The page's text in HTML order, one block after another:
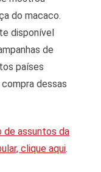
do macaco.
disponível
de
países
dessas
de assuntos da
clique aqui.